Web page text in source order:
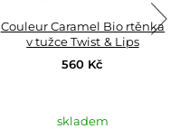
Couleur Caramel Bio rtěnka
v tužce Twist & Lips
560 Kč
skladem